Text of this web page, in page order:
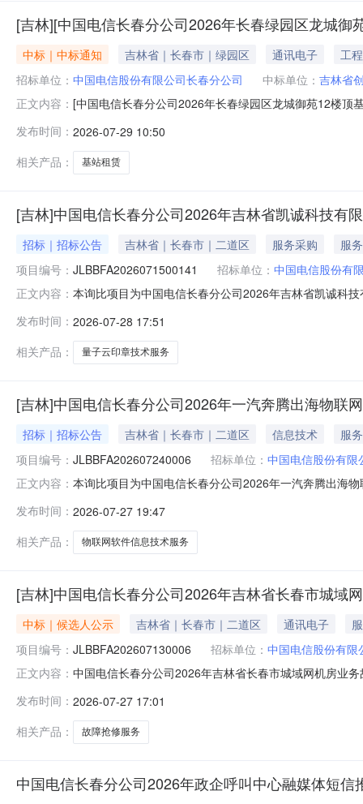
[吉林][中国电信长春分公司2026年长春绿园区龙城御
中标｜中标通知 吉林省｜长春市｜绿园区 通讯电子
工程
招标单位： 中国电信股份有限公司长春分公司 中标单位： 吉林省
正文内容： [中国电信长春分公司2026年长春绿园区龙城御苑12楼顶
内容中国电信长春分公司2026年长春绿园区龙城御苑12
御苑小区2栋1
发布时间： 2026-07-29 10:50
相关产品：
基站租赁
[吉林]中国电信长春分公司2026年吉林省凯诚科技有
招标｜招标公告 吉林省｜长春市｜二道区 服务采购
服务
项目编号： JLBBFA2026071500141 招标单位： 中国电信股份有
正文内容： 本询比项目为中国电信长春分公司2026年吉林省凯诚科
商）参加询比响应。1.项目概况与采购内容1.1项目概况
公印章的安全、远程
发布时间： 2026-07-28 17:51
相关产品：
量子云印章技术服务
[吉林]中国电信长春分公司2026年一汽奔腾出海物联
招标｜招标公告 吉林省｜长春市｜二道区 信息技术
服务
项目编号： JLBBFA202607240006 招标单位： 中国电信股份有限
正文内容： 本询比项目为中国电信长春分公司2026年一汽奔腾出海
项目概况与采购内容1.1项目概况：为推进一汽奔腾品牌
源及运营能力，提
发布时间： 2026-07-27 19:47
相关产品：
物联网软件信息技术服务
[吉林]中国电信长春分公司2026年吉林省长春市城域
中标｜候选人公示 吉林省｜长春市｜二道区 通讯电子
项目编号： JLBBFA202607130006 招标单位： 中国电信股份有限
正文内容： 中国电信长春分公司2026年吉林省长春市城域网机房业
（1）单位名称：中国通信建设第二工程局有限公司（2
72%3.第三成交候选人（
发布时间： 2026-07-27 17:01
相关产品：
故障抢修服务
中国电信长春分公司2026年政企呼叫中心融媒体短